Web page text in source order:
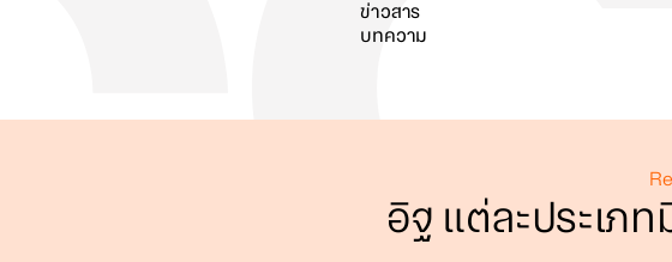
ข่าวสาร
บทความ
อิฐ แต่ละประเภ